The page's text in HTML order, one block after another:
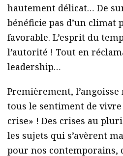
hautement délicat… De
bénéficie pas d’un
favorable. L’esprit du
l’autorité ! Tout en
leadership…
Premièrement,
tous le sentiment de
crise» ! Des crises au
les sujets qui s’avèrent
pour nos contemporains,